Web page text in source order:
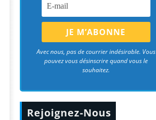
Avec nous, pas de courrier indésirable. Vous
pouvez vous désinscrire quand vous le
souhaitez.
Rejoignez-Nous